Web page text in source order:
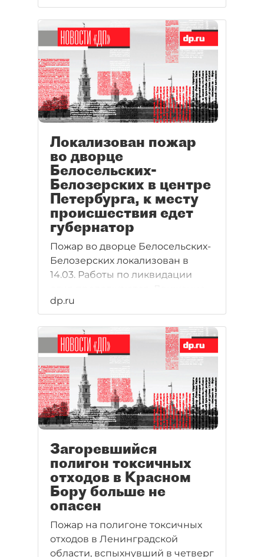
Локализован пожар
во дворце
Белосельских-
Белозерских в центре
Петербурга, к месту
происшествия едет
губернатор
Пожар во дворце Белосельских-
Белозерских локализован в
14.03. Работы по ликвидации
по Невскому проспекту в
Петербурге по направлению к
Московскому вокзалу
перекрыто.
dp.ru
Загоревшийся
полигон токсичных
отходов в Красном
Бору больше не
опасен
Пожар на полигоне токсичных
отходов в Ленинградской
области, вспыхнувший в четверг